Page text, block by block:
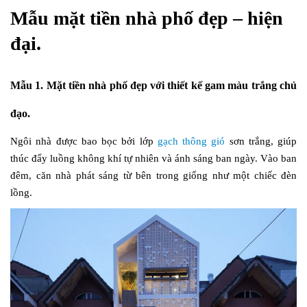
Mẫu mặt tiền nhà phố đẹp – hiện
đại.
Mẫu 1. Mặt tiền nhà phố đẹp với thiết kế gam màu trắng chủ
đạo.
Ngôi nhà được bao bọc bởi lớp gạch thông gió sơn trắng, giúp
thúc đẩy luồng không khí tự nhiên và ánh sáng ban ngày. Vào ban
đêm, căn nhà phát sáng từ bên trong giống như một chiếc đèn
lồng.